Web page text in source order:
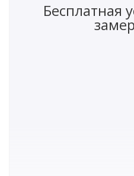
Бесплатная